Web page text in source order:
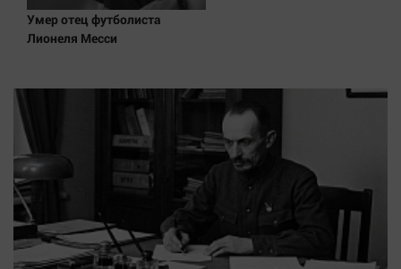
Умер отец футболиста
Лионеля Месси